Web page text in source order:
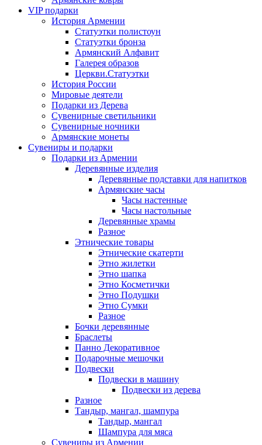
VIP подарки
История Армении
Статуэтки полистоун
Статуэтки бронза
Армянский Алфавит
Галерея образов
Церкви.Статуэтки
История России
Мировые деятели
Подарки из Дерева
Сувенирные светильники
Сувенирные ночники
Армянские монеты
Сувениры и подарки
Подарки из Армении
Деревянные изделия
Деревянные подставки для напитков
Армянские часы
Часы настенные
Часы настольные
Деревянные храмы
Разное
Этнические товары
Этнические скатерти
Этно жилетки
Этно шапка
Этно Косметички
Этно Подушки
Этно Сумки
Разное
Бочки деревянные
Браслеты
Панно Декоративное
Подарочные мешочки
Подвески
Подвески в машину
Подвески из дерева
Разное
Тандыр, мангал, шампура
Тандыр, мангал
Шампура для мяса
Сувениры из Армении